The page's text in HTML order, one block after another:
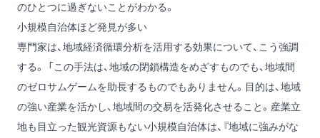
のひとつに過ぎないことがわかる。
小規模自治体ほど発見が多い
専門家は、地域経済循環分析を活用する効果について、こう強調
する。 「この手法は、地域の閉鎖構造をめざすものでも、地域間
のゼロサムゲームを助長するものでもありません。目的は、地域
の強い産業を活かし、地域間の交易を活発化させること。産業立
地も目立った観光資源もない小規模自治体は、『地域に強みがな